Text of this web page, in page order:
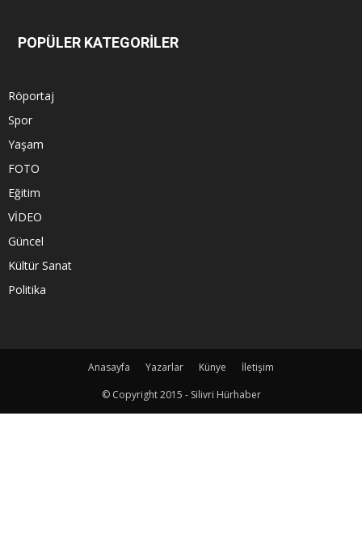
POPÜLER KATEGORİLER
Röportaj
Spor
Yaşam
FOTO
Eğitim
VİDEO
Güncel
Kültür Sanat
Politika
Anasayfa Yazarlar Künye
İletişim
© Copyright 2015 - Silivri Hürhaber